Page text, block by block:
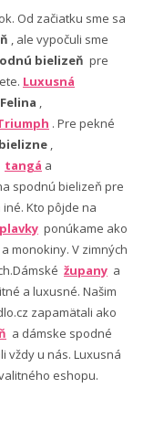
Od začiatku sme sa
, ale vypočuli sme
bielizeň pre
Luxusná
Felina ,
. Pre pekné
,
tangá a
spodnú bielizeň pre
iné. Kto pôjde na
plavky ponúkame ako
monokiny. V zimných
župany a
a luxusné. Našim
zapamätali ako
a dámske spodné
vždy u nás. Luxusná
eshopu.